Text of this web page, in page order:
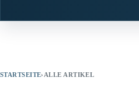
STARTSEITE› ALLE ARTIKEL